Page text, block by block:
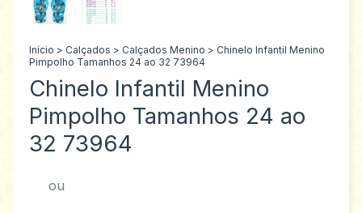
Início > Calçados > Calçados Menino > Chinelo Infantil Menino
Pimpolho Tamanhos 24 ao 32 73964
Chinelo Infantil Menino
Pimpolho Tamanhos 24 ao
32 73964
ou